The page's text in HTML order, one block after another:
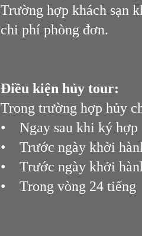
Trường hợp khách sạn
chi phí phòng đơn.
Điều kiện hủy tour:
Trong trường hợp hủy
• Ngay sau khi ký
• Trước ngày khởi
• Trước ngày khởi
• Trong vòng 24